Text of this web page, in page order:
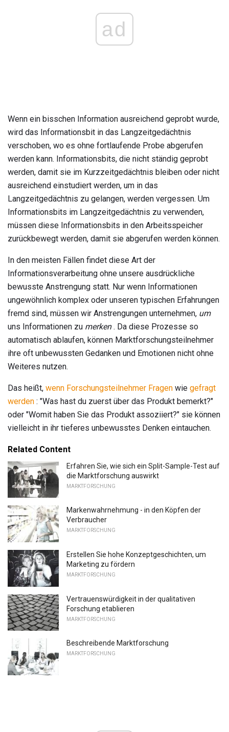
ad
Wenn ein bisschen Information ausreichend geprobt wurde,
wird das Informationsbit in das Langzeitgedächtnis
verschoben, wo es ohne fortlaufende Probe abgerufen
werden kann. Informationsbits, die nicht ständig geprobt
werden, damit sie im Kurzzeitgedächtnis bleiben oder nicht
ausreichend einstudiert werden, um in das
Langzeitgedächtnis zu gelangen, werden vergessen. Um
Informationsbits im Langzeitgedächtnis zu verwenden,
müssen diese Informationsbits in den Arbeitsspeicher
zurückbewegt werden, damit sie abgerufen werden können.
In den meisten Fällen findet diese Art der
Informationsverarbeitung ohne unsere ausdrückliche
bewusste Anstrengung statt. Nur wenn Informationen
ungewöhnlich komplex oder unseren typischen Erfahrungen
fremd sind, müssen wir Anstrengungen unternehmen, um
uns Informationen zu merken. Da diese Prozesse so
automatisch ablaufen, können Marktforschungsteilnehmer
ihre oft unbewussten Gedanken und Emotionen nicht ohne
Weiteres nutzen.
Das heißt, wenn Forschungsteilnehmer Fragen wie gefragt
werden : "Was hast du zuerst über das Produkt bemerkt?"
oder "Womit haben Sie das Produkt assoziiert?" sie können
vielleicht in ihr tieferes unbewusstes Denken eintauchen.
Related Content
Erfahren Sie, wie sich ein Split-Sample-Test auf
die Marktforschung auswirkt
MARKTFORSCHUNG
Markenwahrnehmung - in den Köpfen der
Verbraucher
MARKTFORSCHUNG
Erstellen Sie hohe Konzeptgeschichten, um
Marketing zu fördern
MARKTFORSCHUNG
Vertrauenswürdigkeit in der qualitativen
Forschung etablieren
MARKTFORSCHUNG
Beschreibende Marktforschung
MARKTFORSCHUNG